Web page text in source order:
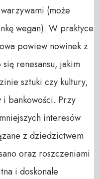
(może
wegan). W praktyce
powiew nowinek z
renesansu, jakim
sztuki czy kultury,
i bankowości. Przy
interesów
z dziedzictwem
oraz roszczeniami
i doskonale